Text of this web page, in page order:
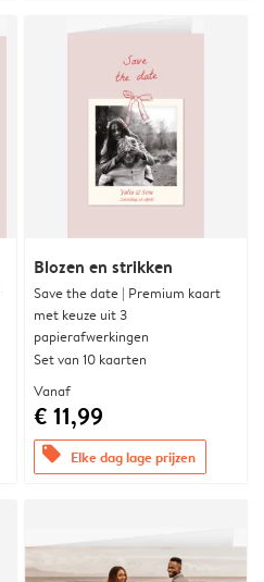
Blozen en strikken
Save the date | Premium kaart
met keuze uit 3
papierafwerkingen
Set van 10 kaarten
Vanaf
€ 11,99
offers Elke dag lage prijzen